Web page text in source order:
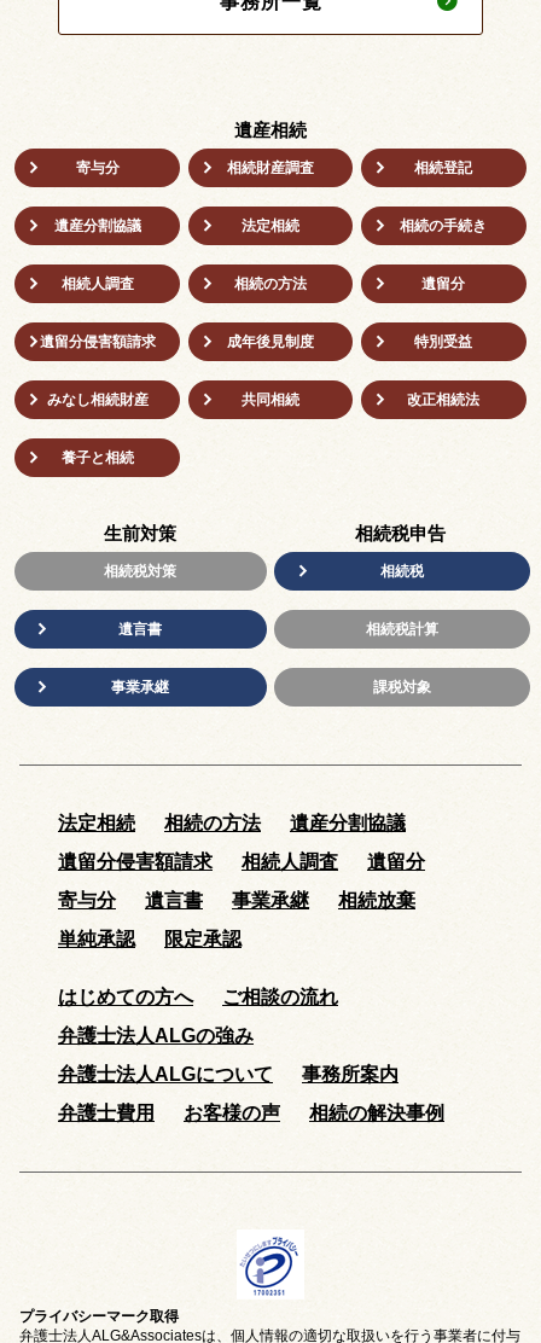
遺産相続
寄与分 相続財産調査 相続登記
遺産分割協議 法定相続 相続の⼿続き
相続人調査 相続の方法 遺留分
遺留分侵害額請求 成年後⾒制度 特別受益
みなし相続財産 共同相続 改正相続法
養子と相続
生前対策
相続税対策
遺言書
事業承継
相続税申告
相続税
相続税計算
課税対象
法定相続 相続の方法
遺産分割協議
遺留分侵害額請求
相続人調査
遺留分
寄与分
遺言書 事業承継
相続放棄
単純承認
限定承認
はじめての方へ
ご相談の流れ
弁護士法人ALGの強み
弁護士法人ALGについて
事務所案内
弁護士費用
お客様の声 相続の解決事例
プライバシーマーク取得
弁護士法人ALG&Associatesは、個人情報の適切な取扱いを行う事業者に付与